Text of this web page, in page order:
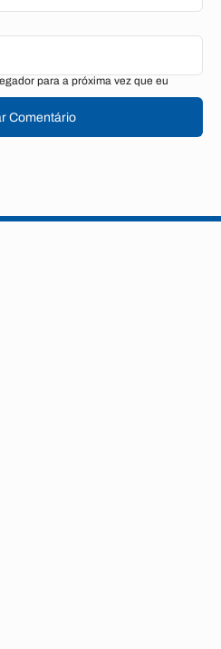
para a próxima vez que eu
Comentário